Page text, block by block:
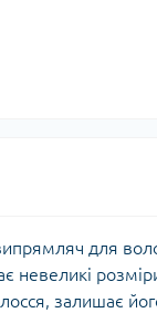
для
невеликі
залишає